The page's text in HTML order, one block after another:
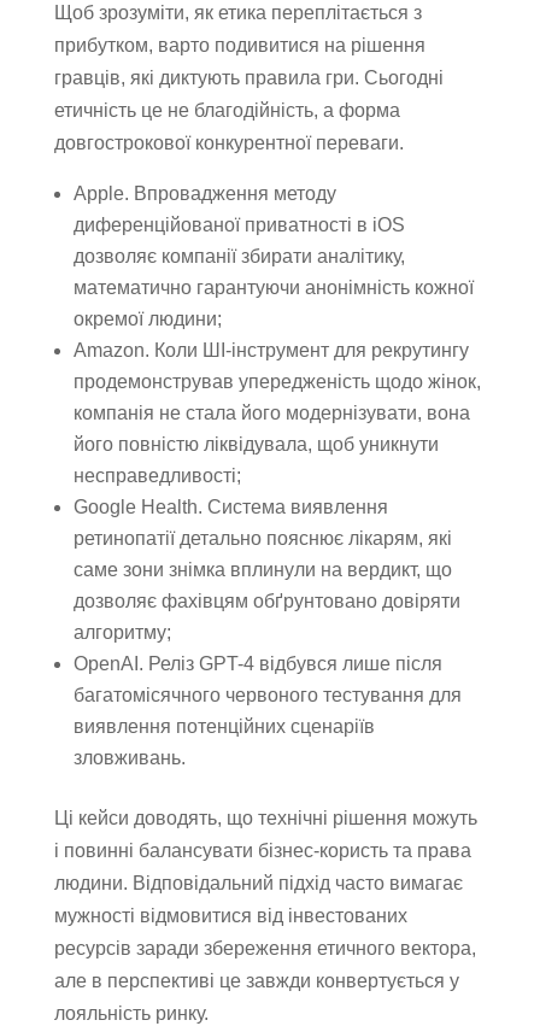
Щоб зрозуміти, як етика переплітається з
прибутком, варто подивитися на рішення
гравців, які диктують правила гри. Сьогодні
етичність це не благодійність, а форма
довгострокової конкурентної переваги.
Apple. Впровадження методу
диференційованої приватності в iOS
дозволяє компанії збирати аналітику,
математично гарантуючи анонімність кожної
окремої людини;
Amazon. Коли ШІ-інструмент для рекрутингу
продемонстрував упередженість щодо жінок,
компанія не стала його модернізувати, вона
його повністю ліквідувала, щоб уникнути
несправедливості;
Google Health. Система виявлення
ретинопатії детально пояснює лікарям, які
саме зони знімка вплинули на вердикт, що
дозволяє фахівцям обґрунтовано довіряти
алгоритму;
OpenAI. Реліз GPT-4 відбувся лише після
багатомісячного червоного тестування для
виявлення потенційних сценаріїв
зловживань.
Ці кейси доводять, що технічні рішення можуть
і повинні балансувати бізнес-користь та права
людини. Відповідальний підхід часто вимагає
мужності відмовитися від інвестованих
ресурсів заради збереження етичного вектора,
але в перспективі це завжди конвертується у
лояльність ринку.